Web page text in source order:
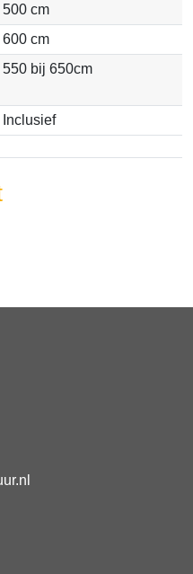
500 cm
600 cm
550 bij 650cm
Inclusief